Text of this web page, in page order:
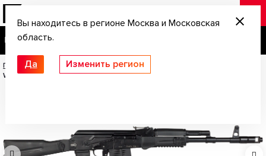
Вы находитесь в регионе Москва и Московская
область.
Да Изменить регион
Главная / Нарезное и комбинированное оружие
Win; 415 мм